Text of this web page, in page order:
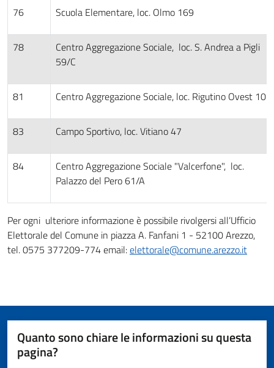
76 Scuola Elementare, loc. Olmo 169
78
Centro Aggregazione Sociale, loc. S. Andrea a Pigli
59/C
81 Centro Aggregazione Sociale, loc. Rigutino Ovest 102
83 Campo Sportivo, loc. Vitiano 47
84
Centro Aggregazione Sociale "Valcerfone", loc.
Palazzo del Pero 61/A
Per ogni ulteriore informazione è possibile rivolgersi all’Ufficio
Elettorale del Comune in piazza A. Fanfani 1 - 52100 Arezzo,
tel. 0575 377209-774 email:elettorale@comune.arezzo.it
Quanto sono chiare le informazioni su questa
pagina?